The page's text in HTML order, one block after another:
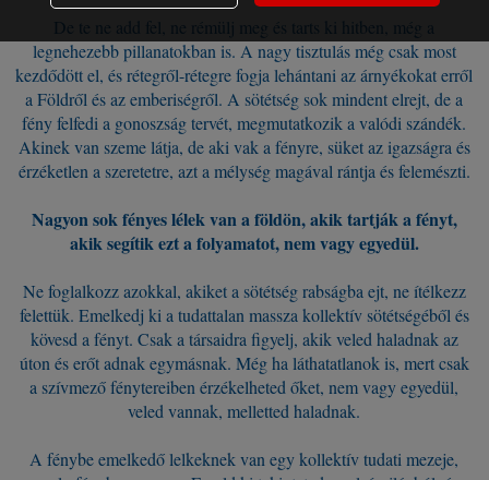
De te ne add fel, ne rémülj meg és tarts ki hitben, még a
legnehezebb pillanatokban is. A nagy tisztulás még csak most
kezdődött el, és rétegről-rétegre fogja lehántani az árnyékokat erről
a Földről és az emberiségről. A sötétség sok mindent elrejt, de a
fény felfedi a gonoszság tervét, megmutatkozik a valódi szándék.
Akinek van szeme látja, de aki vak a fényre, süket az igazságra és
érzéketlen a szeretetre, azt a mélység magával rántja és felemészti.
Nagyon sok fényes lélek van a földön, akik tartják a fényt,
akik segítik ezt a folyamatot, nem vagy egyedül.
Ne foglalkozz azokkal, akiket a sötétség rabságba ejt, ne ítélkezz
felettük. Emelkedj ki a tudattalan massza kollektív sötétségéből és
kövesd a fényt. Csak a társaidra figyelj, akik veled haladnak az
úton és erőt adnak egymásnak. Még ha láthatatlanok is, mert csak
a szívmező fénytereiben érzékelheted őket, nem vagy egyedül,
veled vannak, melletted haladnak.
A fénybe emelkedő lelkeknek van egy kollektív tudati mezeje,